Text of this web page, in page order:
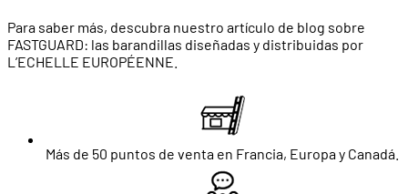
Para saber más, descubra nuestro artículo de blog sobre
FASTGUARD: las barandillas diseñadas y distribuidas por
L’ECHELLE EUROPÉENNE.
Más de 50 puntos de venta en Francia, Europa y Canadá.